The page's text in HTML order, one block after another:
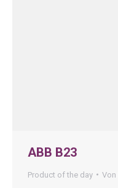
ABB B23
Product of the day Von